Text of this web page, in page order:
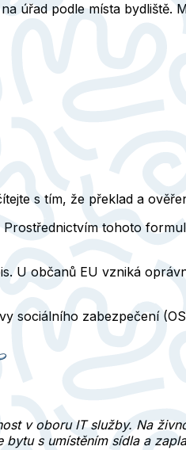
úřad podle místa bydliště.
s tím, že překlad a
tohoto
U občanů EU vzniká
sociálního zabezpečení
v oboru IT služby. Na
s umístěním sídla a